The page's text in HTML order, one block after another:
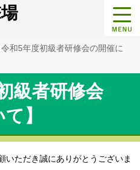
5年度初級者研修会の開催に
級者研修会
】
いただき誠にありがとうございま